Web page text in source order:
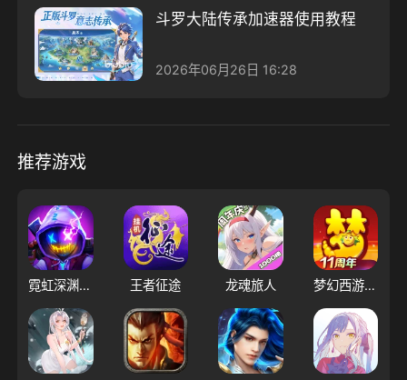
斗罗大陆传承加速器使用教程
2026年06月26日 16:28
推荐游戏
霓虹深渊：无限 王者征途 龙魂旅人 梦幻西游（大陆服）